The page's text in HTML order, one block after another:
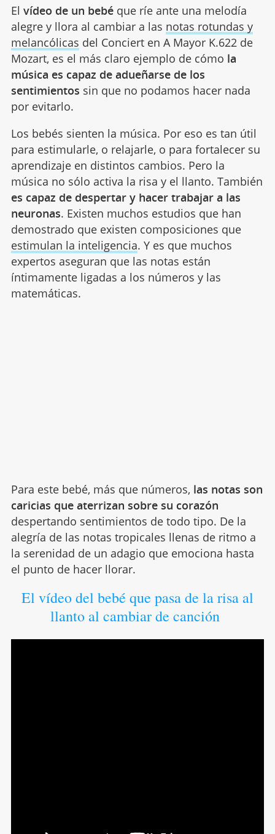
El vídeo de un bebéque ríe ante una melodía
alegre y llora al cambiar a las notas rotundas y
melancólicas del Conciert en A Mayor K.622 de
Mozart, es el más claro ejemplo de cómo la
música es capaz de adueñarse de los
sentimientos sin que no podamos hacer nada
por evitarlo.
Los bebés sienten la música. Por eso es tan útil
para estimularle, o relajarle, o para fortalecer su
aprendizaje en distintos cambios. Pero la
música no sólo activa la risa y el llanto. También
es capaz de despertar y hacer trabajar a las
neuronas. Existen muchos estudios que han
demostrado que existen composiciones que
estimulan la inteligencia. Y es que muchos
expertos aseguran que las notas están
íntimamente ligadas a los números y las
matemáticas.
Para este bebé, más que números, las notas son
caricias que aterrizan sobre su corazón
despertando sentimientos de todo tipo. De la
alegría de las notas tropicales llenas de ritmo a
la serenidad de un adagio que emociona hasta
el punto de hacer llorar.
El vídeo del bebé que pasa de la risa al
llanto al cambiar de canción